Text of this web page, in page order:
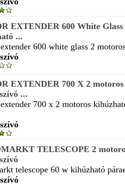
EXTENDER 600 White Glass
...
600 white glass 2
EXTENDER 700 X 2
...
700 x 2 motoros
TELESCOPE 2
telescope 60 w kihúzható